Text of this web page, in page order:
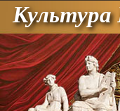
Культура